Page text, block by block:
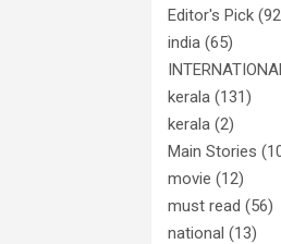
Editor's Pick
india (65)
kerala (131)
kerala (2)
Main Stories
movie (12)
must read (56)
national (13)